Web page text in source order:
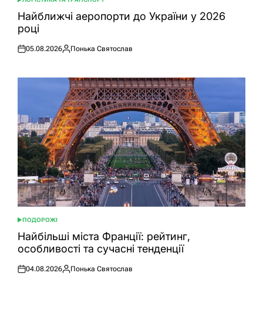
ОПУБЛІКУВАТИ
УНайближчі аеропорти до України у 2026
році
Оприлюднено
05.08.2026
Опубліковано
Понька Святослав
ОПУБЛІКУВАТИ
У
ПОДОРОЖІ
Найбільші міста Франції: рейтинг,
особливості та сучасні тенденції
Оприлюднено
04.08.2026
Опубліковано
Понька Святослав